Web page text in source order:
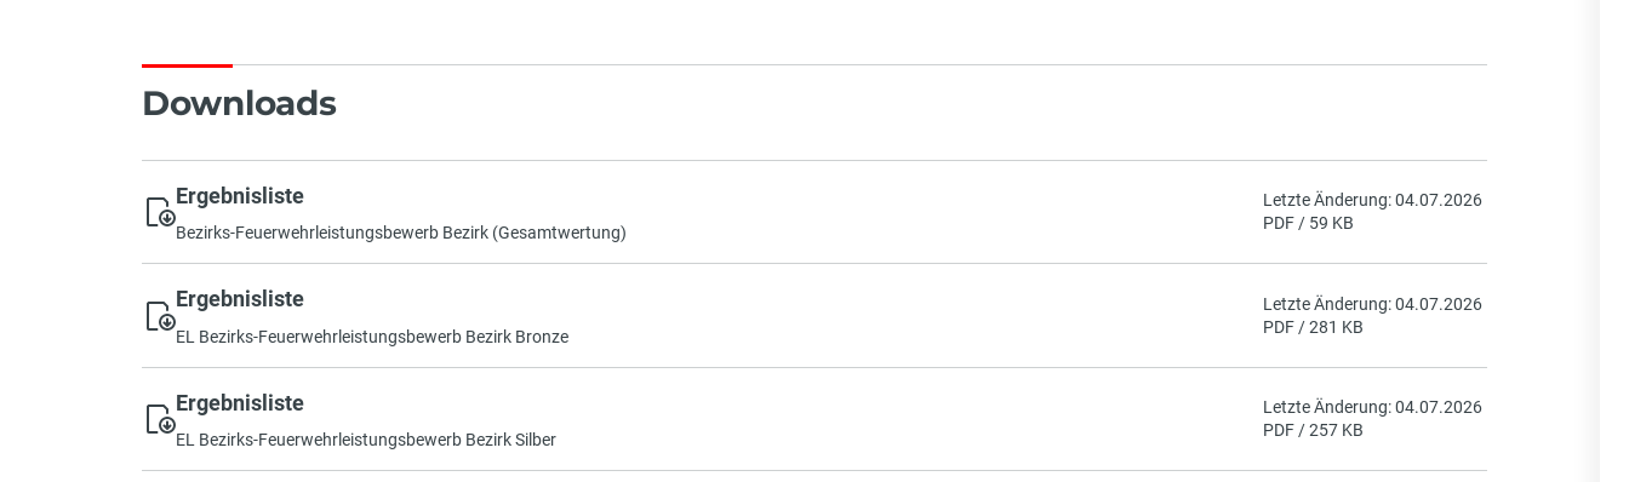
Downloads
Ergebnisliste
Bezirks-Feuerwehrleistungsbewerb Bezirk (Gesamtwertung)
Letzte Änderung: 04.07.2026
PDF / 59 KB
Ergebnisliste
EL Bezirks-Feuerwehrleistungsbewerb Bezirk Bronze
Letzte Änderung: 04.07.2026
PDF / 281 KB
Ergebnisliste
EL Bezirks-Feuerwehrleistungsbewerb Bezirk Silber
Letzte Änderung: 04.07.2026
PDF / 257 KB